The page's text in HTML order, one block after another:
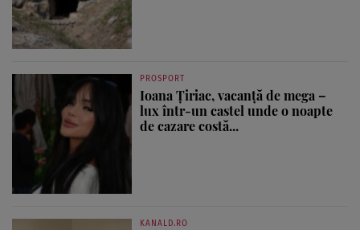
PROSPORT
Ioana Țiriac, vacanță de mega –
lux într-un castel unde o noapte
de cazare costă...
KANALD.RO